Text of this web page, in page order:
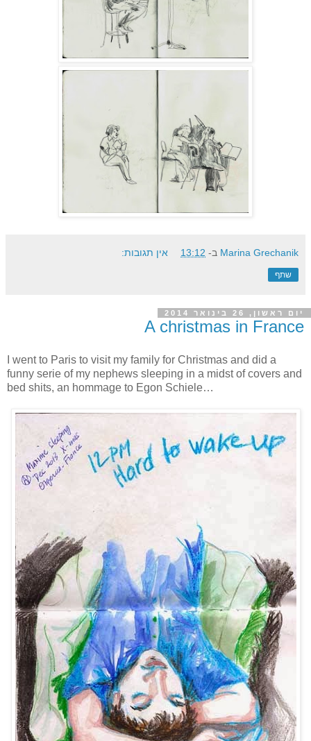
Marina Grechanik ב- 13:12 אין תגובות:
שתף
יום ראשון, 26 בינואר 2014
A christmas in France
I went to Paris to visit my family for Christmas and did a
funny serie of my nephews sleeping in a midst of covers and
bed shits, an hommage to Egon Schiele…